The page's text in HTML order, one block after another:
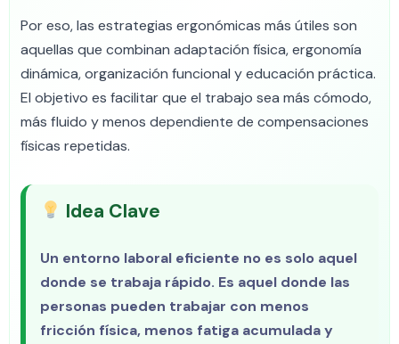
Por eso, las estrategias ergonómicas más útiles son
aquellas que combinan adaptación física, ergonomía
dinámica, organización funcional y educación práctica.
El objetivo es facilitar que el trabajo sea más cómodo,
más fluido y menos dependiente de compensaciones
físicas repetidas.
Idea Clave
Un entorno laboral eficiente no es solo aquel
donde se trabaja rápido. Es aquel donde las
personas pueden trabajar con menos
fricción física, menos fatiga acumulada y